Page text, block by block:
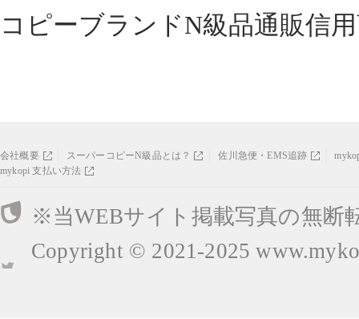
コピーブランドN級品通販信
会社概要 スーパーコピーN級品とは？ 佐川急便・EMS追跡
mykopi 支払い方法
※当WEBサイト掲載写真の無断
Copyright © 2021-2025